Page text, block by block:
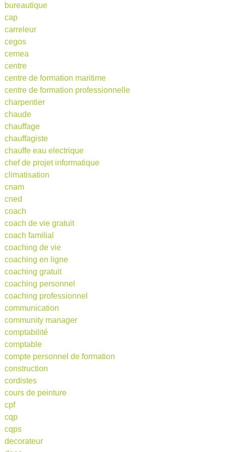
bureautique
cap
carreleur
cegos
cemea
centre
centre de formation maritime
centre de formation professionnelle
charpentier
chaude
chauffage
chauffagiste
chauffe eau electrique
chef de projet informatique
climatisation
cnam
cned
coach
coach de vie gratuit
coach familial
coaching de vie
coaching en ligne
coaching gratuit
coaching personnel
coaching professionnel
communication
community manager
comptabilité
comptable
compte personnel de formation
construction
cordistes
cours de peinture
cpf
cqp
cqps
decorateur